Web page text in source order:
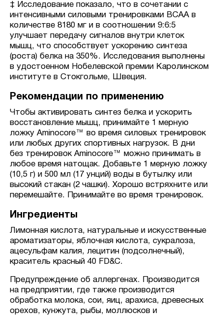
‡ Исследование показало, что в сочетании с
интенсивными силовыми тренировками BCAA в
количестве 8180 мг и в соотношении 9:6:5
улучшает передачу сигналов внутри клеток
мышц, что способствует ускорению синтеза
(роста) белка на 350%. Исследования выполнены
в удостоенном Нобелевской премии Каролинском
институте в Стокгольме, Швеция.
Рекомендации по применению
Чтобы активировать синтез белка и ускорить
восстановление мышц, принимайте 1 мерную
ложку Aminocore™ во время силовых тренировок
или любых других спортивных нагрузок. В дни
без тренировок Aminocore™ можно принимать в
любое время натощак. Добавьте 1 мерную ложку
(10,5 г) и 500 мл (17 унций) воды в бутылку или
высокий стакан (2 чашки). Хорошо встряхните или
перемешайте. Принимайте во время тренировок.
Ингредиенты
Лимонная кислота, натуральные и искусственные
ароматизаторы, яблочная кислота, сукралоза,
ацесульфам калия, лецитин (подсолнечный),
краситель красный 40 FD&C.
Предупреждение об аллергенах. Производится
на предприятии, где также производится
обработка молока, сои, яиц, арахиса, древесных
орехов, кунжута, рыбы, моллюсков и